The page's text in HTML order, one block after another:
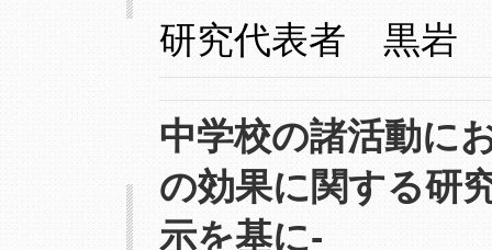
研究代表者 黒岩
中学校の諸活動に
の効果に関する研
示を基に-